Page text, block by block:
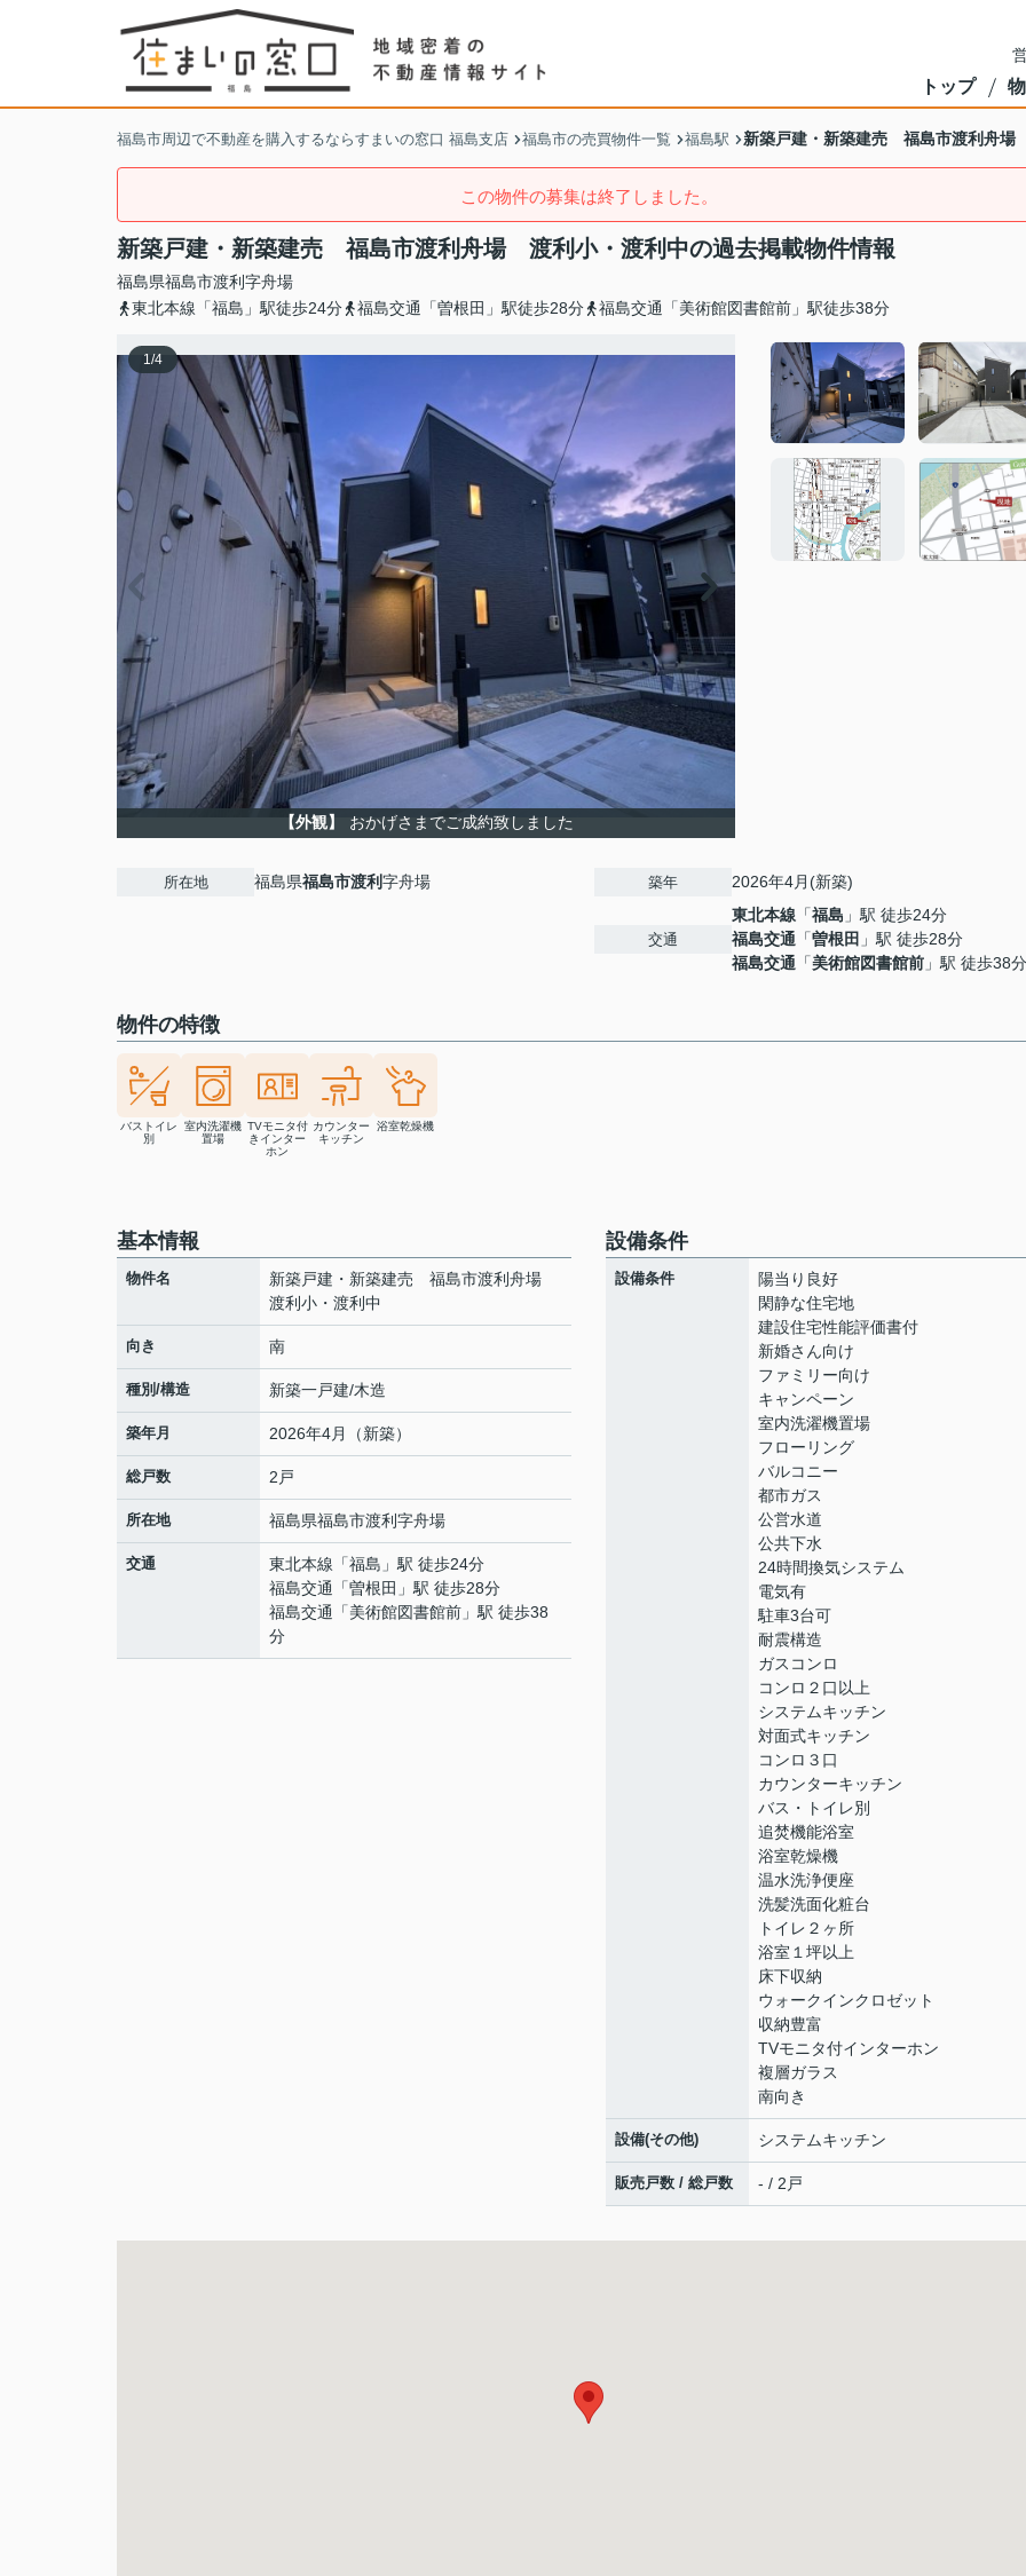
トップ
福島市周辺で不動産を購入するならすまいの窓口 福島支店 福島市の売買物件一覧 福島駅 新築戸建・新築建売 福島市渡利舟
この物件の募集は終了しました。
新築戸建・新築建売 福島市渡利舟場 渡利小・渡利中の過去掲載物件情報
福島県福島市渡利 字舟場
東北本線「福島」駅徒歩24分
福島交通「曽根田」駅徒歩28分 福島交通「美術館図書館前」駅徒歩38分
1/4
【外観】 おかげさまでご成約致しました
所在地 福島県福島市渡利字舟場 築年 2026年4月(新築)
交通
東北本線 「福島 」駅 徒歩24分
福島交通 「曽根田 」駅 徒歩28分
福島交通 「美術館図書館前 」駅 徒歩38分
物件の特徴
バストイレ
別
室内洗濯機
置場
TVモニタ付
きインター
ホン
カウンター
キッチン
浴室乾燥機
基本情報
物件名
新築戸建・新築建売 福島市渡利舟場
渡利小・渡利中
向き 南
種別/構造 新築一戸建/木造
築年月 2026年4月（新築）
総戸数 2戸
所在地 福島県福島市渡利 字舟場
交通 東北本線 「福島 」駅 徒歩24分
福島交通
「曽根田 」駅 徒歩28分
福島交通
「美術館図書館前 」駅 徒歩38
分
設備条件
設備条件
陽当り良好
閑静な住宅地
建設住宅性能評価書付
新婚さん向け
ファミリー向け
キャンペーン
室内洗濯機置場
フローリング
バルコニー
都市ガス
公営水道
公共下水
24時間換気システム
電気有
駐車3台可
耐震構造
ガスコンロ
コンロ２口以上
システムキッチン
対面式キッチン
コンロ３口
カウンターキッチン
バス・トイレ別
追焚機能浴室
浴室乾燥機
温水洗浄便座
洗髪洗面化粧台
トイレ２ヶ所
浴室１坪以上
床下収納
ウォークインクロゼット
収納豊富
TVモニタ付インターホン
複層ガラス
南向き
設備(その他) システムキッチン
販売戸数 / 総戸数 - / 2戸